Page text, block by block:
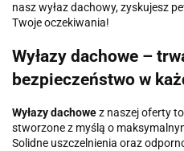
nasz wyłaz dachowy, zyskujesz
Twoje oczekiwania!
Wyłazy dachowe –
bezpieczeństwo w
Wyłazy dachowez naszej oferty
stworzone z myślą o
Solidne uszczelnienia oraz